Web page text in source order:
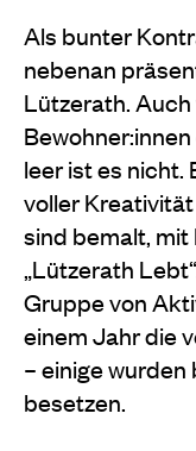
Als bunter
nebenan
Lützerath.
leer ist es nicht.
voller
sind bemalt,
„Lützerath
Gruppe von
einem Jahr die
– einige
besetzen.